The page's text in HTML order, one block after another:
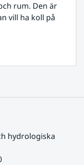
rum. Den är
vill ha koll på
hydrologiska